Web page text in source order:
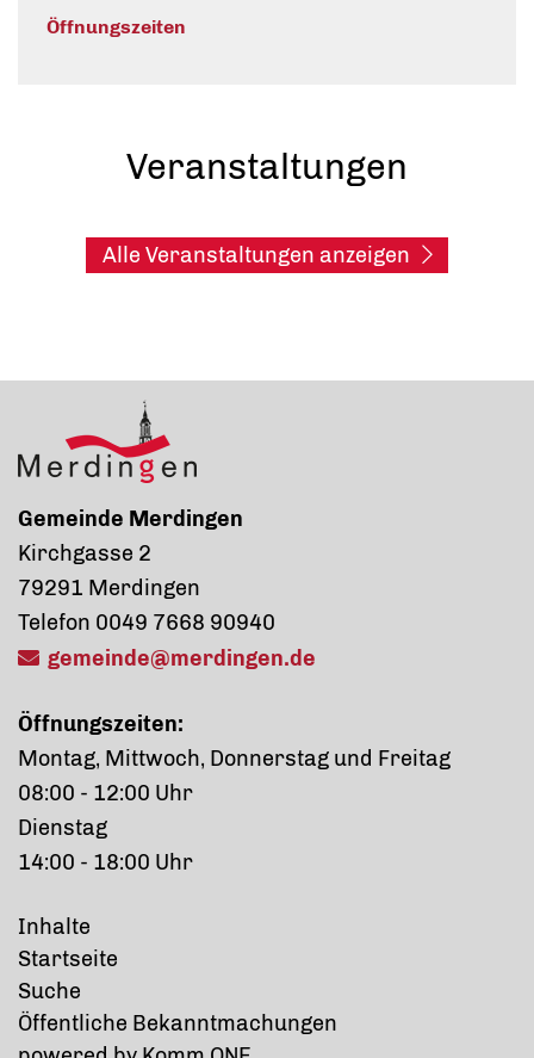
Öffnungszeiten
Veranstaltungen
Alle Veranstaltungen anzeigen
Gemeinde Merdingen
Kirchgasse 2
79291 Merdingen
Telefon 0049 7668 90940
gemeinde@merdingen.de
Öffnungszeiten:
Montag, Mittwoch, Donnerstag und Freitag
08:00 - 12:00 Uhr
Dienstag
14:00 - 18:00 Uhr
Inhalte
Startseite
Suche
Öffentliche Bekanntmachungen